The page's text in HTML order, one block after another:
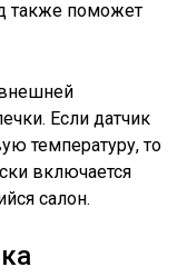
также поможет
Если датчик
температуру, то
включается
салон.